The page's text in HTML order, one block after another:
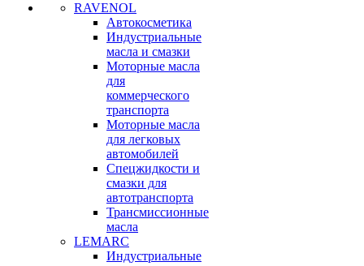
RAVENOL
Автокосметика
Индустриальные
масла и смазки
Моторные масла
для
коммерческого
транспорта
Моторные масла
для легковых
автомобилей
Спецжидкости и
смазки для
автотранспорта
Трансмиссионные
масла
LEMARC
Индустриальные